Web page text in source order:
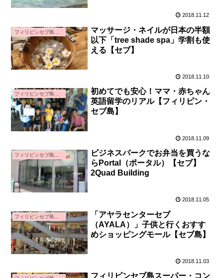
2018.11.12
マッサージ・ネイルが日本の半額
以下「tree shade spa」学割も使
える【セブ】
2018.11.10
初めてでも安心！ママ・赤ちゃん
英語留学のリアル【フィリピン・
セブ島】
2018.11.09
フィリピンセブ島親子留学
ビジネスパークでお弁当を買うな
らPortal（ポータル）【セブ】
2Quad Building
2018.11.05
「アヤラセンターセブ
（AYALA）」子供と行くおすす
めショッピングモール【セブ島】
2018.11.03
フィリピンセブ島スーパー・コン